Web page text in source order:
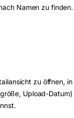
Namen zu
zu öffnen,
Upload-